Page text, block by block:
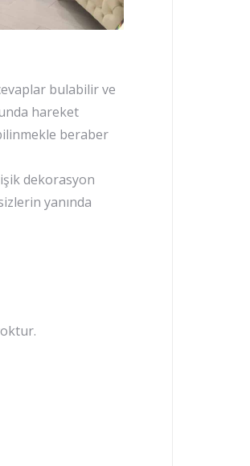
bulabilir ve
hareket
beraber
dekorasyon
yanında